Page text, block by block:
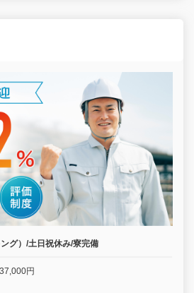
グ）/土日祝休み/寮完備
円